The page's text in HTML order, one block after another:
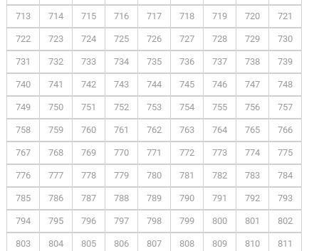
713 714 715 716 717 718 719 720 721
722 723 724 725 726 727 728 729 730
731 732 733 734 735 736 737 738 739
740 741 742 743 744 745 746 747 748
749 750 751 752 753 754 755 756 757
758 759 760 761 762 763 764 765 766
767 768 769 770 771 772 773 774 775
776 777 778 779 780 781 782 783 784
785 786 787 788 789 790 791 792 793
794 795 796 797 798 799 800 801 802
803 804 805 806 807 808 809 810 811